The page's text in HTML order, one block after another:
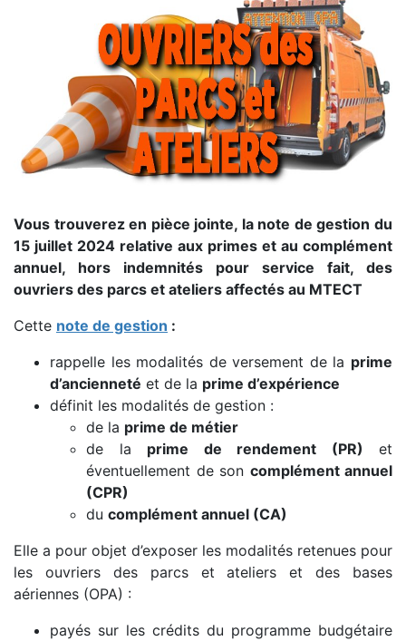
Vous trouverez en pièce jointe, la note de gestion du
15 juillet 2024 relative aux primes et au complément
annuel, hors indemnités pour service fait, des
ouvriers des parcs et ateliers affectés au MTECT
Cette note de gestion :
rappelle les modalités de versement de la prime
d’ancienneté et de la prime d’expérience
définit les modalités de gestion :
de la prime de métier
de la prime de rendement (PR) et
éventuellement de son complément annuel
(CPR)
du complément annuel (CA)
Elle a pour objet d’exposer les modalités retenues pour
les ouvriers des parcs et ateliers et des bases
aériennes (OPA) :
payés sur les crédits du programme budgétaire